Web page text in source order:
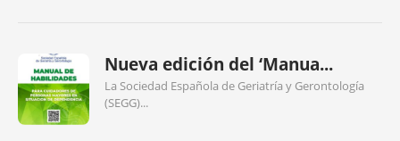
Nueva edición del ‘Manua...
La Sociedad Española de Geriatría y Gerontología
(SEGG)...